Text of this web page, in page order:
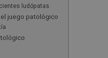
ludópatas
juego patológico